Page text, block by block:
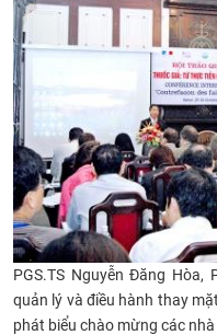
PGS.TS Nguyễn Đăng
quản lý và điều hành thay
phát biểu chào mừng các